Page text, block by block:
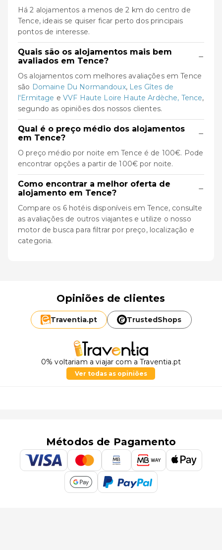
Há 2 alojamentos a menos de 2 km do centro de
Tence, ideais se quiser ficar perto dos principais
pontos de interesse.
Quais são os alojamentos mais bem
avaliados em Tence?
−
Os alojamentos com melhores avaliações em Tence
são Domaine Du Normandoux, Les Gîtes de
l'Ermitage e VVF Haute Loire Haute Ardèche, Tence,
segundo as opiniões dos nossos clientes.
Qual é o preço médio dos alojamentos
em Tence?
−
O preço médio por noite em Tence é de 100€. Pode
encontrar opções a partir de 100€ por noite.
Como encontrar a melhor oferta de
alojamento em Tence?
−
Compare os 6 hotéis disponíveis em Tence, consulte
as avaliações de outros viajantes e utilize o nosso
motor de busca para filtrar por preço, localização e
categoria.
Opiniões de clientes
Traventia.pt TrustedShops
0% voltariam a viajar com a Traventia.pt
Ver todas as opiniões
Métodos de Pagamento